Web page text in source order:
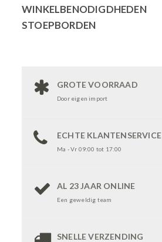
WINKELBENODIGDHEDEN
STOEPBORDEN
GROTE VOORRAAD
Door eigen import
ECHTE KLANTENSERVICE
Ma - Vr 09:00 tot 17:00
AL 23 JAAR ONLINE
Een geweldig team
SNELLE VERZENDING